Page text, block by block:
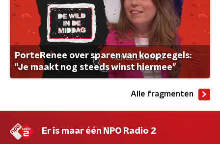
PorteRenee over sparen van koopzegels:
"Je maakt nog steeds winst hiermee"
Alle fragmenten
Er is maar één NPO Radio 2